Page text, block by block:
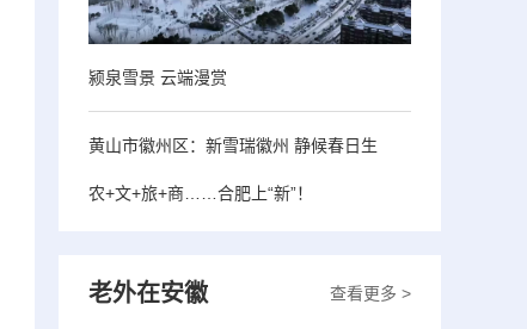
颍泉雪景 云端漫赏
黄山市徽州区：新雪瑞徽州 静候春日生
农+文+旅+商……合肥上“新”！
查看更多 >
老外在安徽